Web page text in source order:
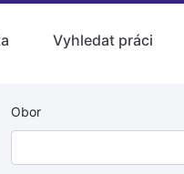
Vyhledat práci
Obor